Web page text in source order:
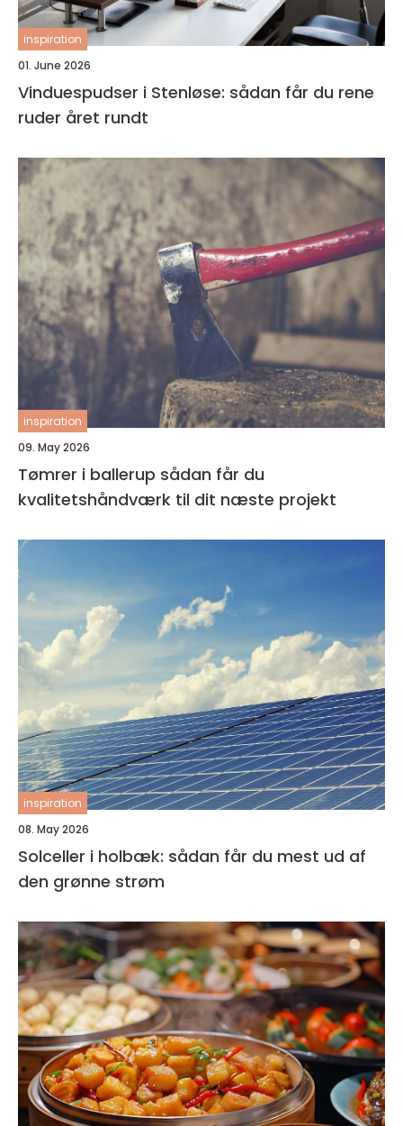
inspiration
01. June 2026
Vinduespudser i Stenløse: sådan får du rene
ruder året rundt
inspiration
09. May 2026
Tømrer i ballerup sådan får du
kvalitetshåndværk til dit næste projekt
inspiration
08. May 2026
Solceller i holbæk: sådan får du mest ud af
den grønne strøm